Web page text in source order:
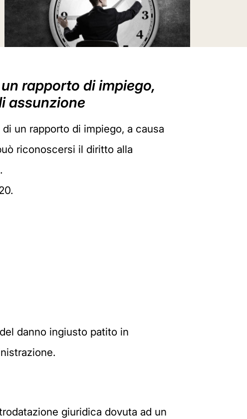
rapporto di impiego,
assunzione
un rapporto di impiego, a causa
riconoscersi il diritto alla
danno ingiusto patito in
giuridica dovuta ad un